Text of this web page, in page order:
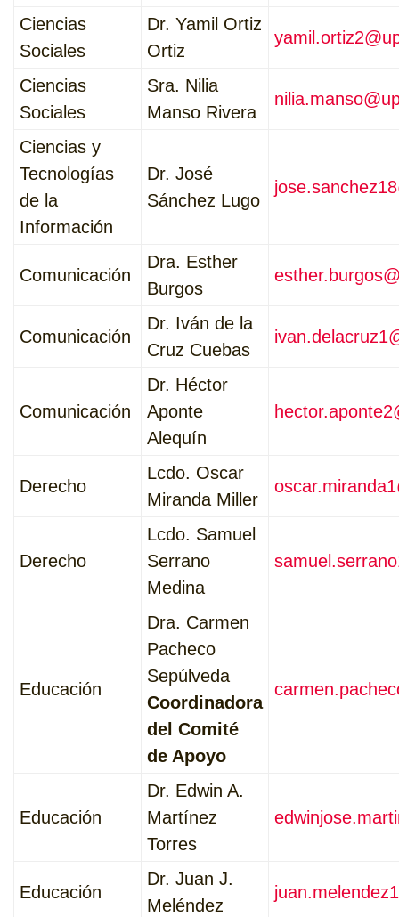
Ciencias
Sociales
Dr. Yamil Ortiz
Ortiz
Ciencias
Sociales
Sra. Nilia
Manso Rivera
Ciencias y
Tecnologías
de la
Información
Dr. José
Sánchez Lugo
Comunicación
Dra. Esther
Burgos
Comunicación
Dr. Iván de la
Cruz Cuebas
Comunicación
Dr. Héctor
Aponte
Alequín
Derecho
Lcdo. Oscar
Miranda Miller
Derecho
Lcdo. Samuel
Serrano
Medina
Educación
Dra. Carmen
Pacheco
Sepúlveda
Coordinadora
del Comité
de Apoyo
Educación
Dr. Edwin A.
Martínez
Torres
Educación
Dr. Juan J.
Meléndez